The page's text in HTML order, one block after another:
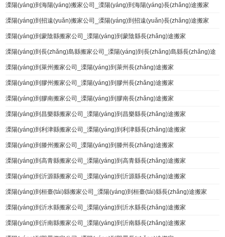
溧陽(yáng)到海陽(yáng)搬家公司_溧陽(yáng)到海陽(yáng)長(zhǎng)途搬家
溧陽(yáng)到招遠(yuǎn)搬家公司_溧陽(yáng)到招遠(yuǎn)長(zhǎng)途搬家
溧陽(yáng)到蒙陰縣搬家公司_溧陽(yáng)到蒙陰縣長(zhǎng)途搬家
溧陽(yáng)到長(zhǎng)島縣搬家公司_溧陽(yáng)到長(zhǎng)島縣長(zhǎng)途
搬家
溧陽(yáng)到萊州搬家公司_溧陽(yáng)到萊州長(zhǎng)途搬家
溧陽(yáng)到膠州搬家公司_溧陽(yáng)到膠州長(zhǎng)途搬家
溧陽(yáng)到膠南搬家公司_溧陽(yáng)到膠南長(zhǎng)途搬家
溧陽(yáng)到昌樂縣搬家公司_溧陽(yáng)到昌樂縣長(zhǎng)途搬家
溧陽(yáng)到利津縣搬家公司_溧陽(yáng)到利津縣長(zhǎng)途搬家
溧陽(yáng)到滕州搬家公司_溧陽(yáng)到滕州長(zhǎng)途搬家
溧陽(yáng)到高青縣搬家公司_溧陽(yáng)到高青縣長(zhǎng)途搬家
溧陽(yáng)到沂源縣搬家公司_溧陽(yáng)到沂源縣長(zhǎng)途搬家
溧陽(yáng)到桓臺(tái)縣搬家公司_溧陽(yáng)到桓臺(tái)縣長(zhǎng)途搬家
溧陽(yáng)到沂水縣搬家公司_溧陽(yáng)到沂水縣長(zhǎng)途搬家
溧陽(yáng)到沂南縣搬家公司_溧陽(yáng)到沂南縣長(zhǎng)途搬家